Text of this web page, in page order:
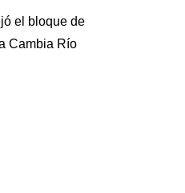
el bloque de
Cambia Río